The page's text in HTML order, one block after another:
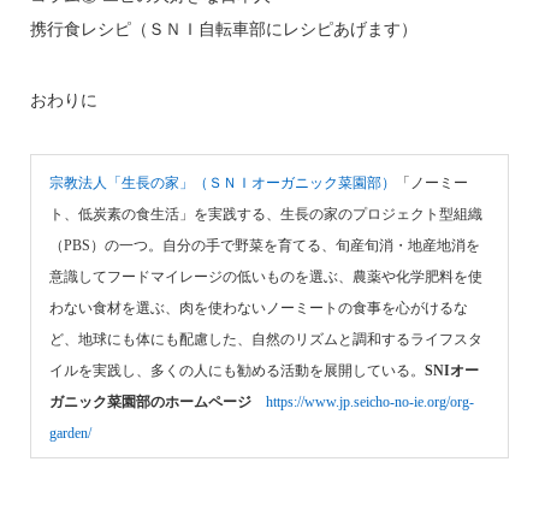
携行食レシピ（ＳＮＩ自転車部にレシピあげます）
おわりに
宗教法人「生長の家」（ＳＮＩオーガニック菜園部）
「ノーミー
ト、低炭素の食生活」を実践する、生長の家のプロジェクト型組織
（PBS）の一つ。自分の手で野菜を育てる、旬産旬消・地産地消を
意識してフードマイレージの低いものを選ぶ、農薬や化学肥料を使
わない食材を選ぶ、肉を使わないノーミートの食事を心がけるな
ど、地球にも体にも配慮した、自然のリズムと調和するライフスタ
イルを実践し、多くの人にも勧める活動を展開している。 SNIオー
ガニック菜園部のホームページ
https://www.jp.seicho-no-ie.org/org-
garden/